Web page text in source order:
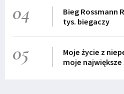
04
Bieg Rossmann
tys. biegaczy
05
Moje życie z
moje największe